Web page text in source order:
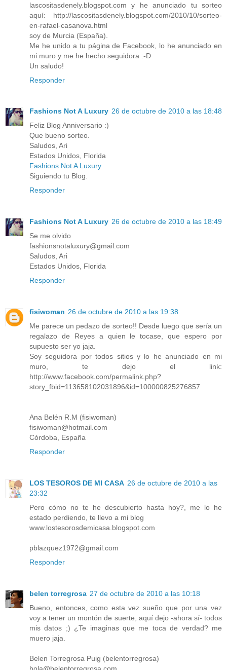
lascositasdenely.blogspot.com y he anunciado tu sorteo
aquí: http://lascositasdenely.blogspot.com/2010/10/sorteo-
en-rafael-casanova.html
soy de Murcia (España).
Me he unido a tu página de Facebook, lo he anunciado en
mi muro y me he hecho seguidora :-D
Un saludo!
Responder
Fashions Not A Luxury 26 de octubre de 2010 a las 18:48
Feliz Blog Anniversario :)
Que bueno sorteo.
Saludos, Ari
Estados Unidos, Florida
Fashions Not A Luxury
Siguiendo tu Blog.
Responder
Fashions Not A Luxury 26 de octubre de 2010 a las 18:49
Se me olvido
fashionsnotaluxury@gmail.com
Saludos, Ari
Estados Unidos, Florida
Responder
fisiwoman 26 de octubre de 2010 a las 19:38
Me parece un pedazo de sorteo!! Desde luego que sería un
regalazo de Reyes a quien le tocase, que espero por
supuesto ser yo jaja.
Soy seguidora por todos sitios y lo he anunciado en mi
muro, te dejo el link:
http://www.facebook.com/permalink.php?
story_fbid=113658102031896&id=100000825276857
Ana Belén R.M (fisiwoman)
fisiwoman@hotmail.com
Córdoba, España
Responder
LOS TESOROS DE MI CASA 26 de octubre de 2010 a las
23:32
Pero cómo no te he descubierto hasta hoy?, me lo he
estado perdiendo, te llevo a mi blog
www.lostesorosdemicasa.blogspot.com
pblazquez1972@gmail.com
Responder
belen torregrosa 27 de octubre de 2010 a las 10:18
Bueno, entonces, como esta vez sueño que por una vez
voy a tener un montón de suerte, aquí dejo -ahora sí- todos
mis datos ;) ¿Te imaginas que me toca de verdad? me
muero jaja.
Belen Torregrosa Puig (belentorregrosa)